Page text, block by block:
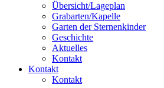
Übersicht/Lageplan
Grabarten/Kapelle
Garten der Sternenkinder
Geschichte
Aktuelles
Kontakt
Kontakt
Kontakt